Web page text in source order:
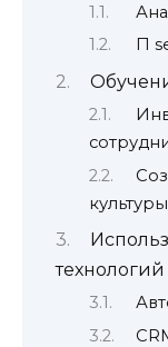
П
технологий